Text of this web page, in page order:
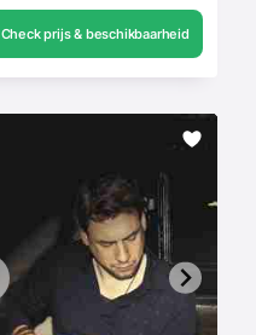
Check prijs & beschikbaarheid